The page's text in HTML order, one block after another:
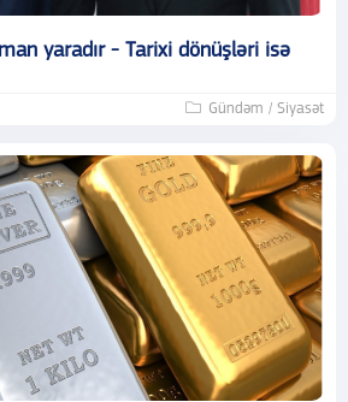
yaradır - Tarixi dönüşləri isə
Gündəm / Siyasət